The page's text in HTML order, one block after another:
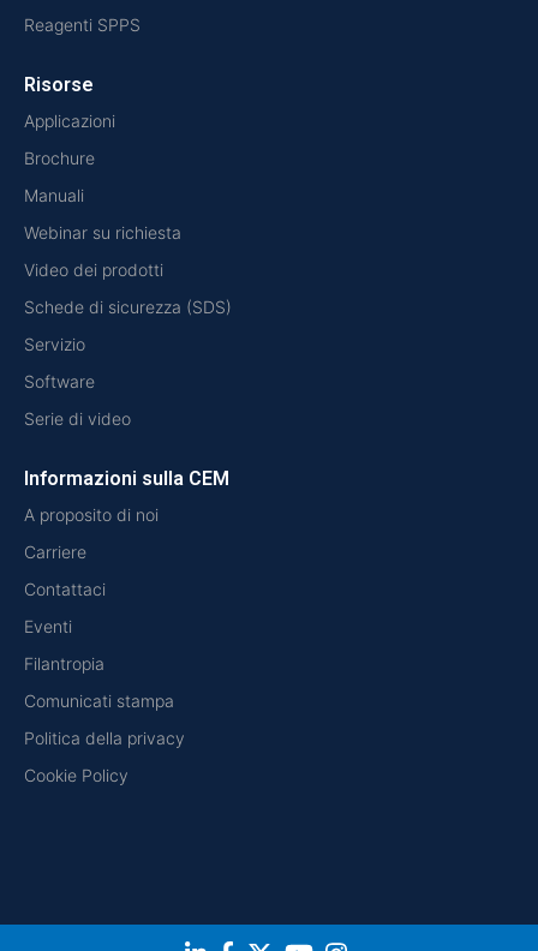
Reagenti SPPS
Risorse
Applicazioni
Brochure
Manuali
Webinar su richiesta
Video dei prodotti
Schede di sicurezza (SDS)
Servizio
Software
Serie di video
Informazioni sulla CEM
A proposito di noi
Carriere
Contattaci
Eventi
Filantropia
Comunicati stampa
Politica della privacy
Cookie Policy